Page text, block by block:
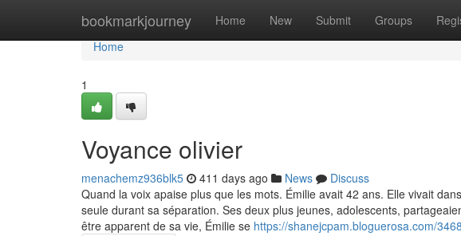
bookmarkjourney Home New Submit Groups
Home
Home
1
Voyance olivier
menachemz936blk5 411 days ago News
Discuss
Quand la voix apaise plus que les mots. Émilie avait 42 ans. Elle vivait
seule durant sa séparation. Ses deux plus jeunes, adolescents,
être apparent de sa vie, Émilie se https://shanejcpam.bloguerosa.com/